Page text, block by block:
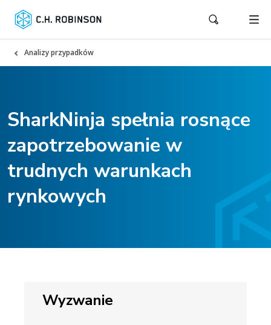
Analizy przypadków
SharkNinja spełnia rosnące
zapotrzebowanie w
trudnych warunkach
rynkowych
Wyzwanie